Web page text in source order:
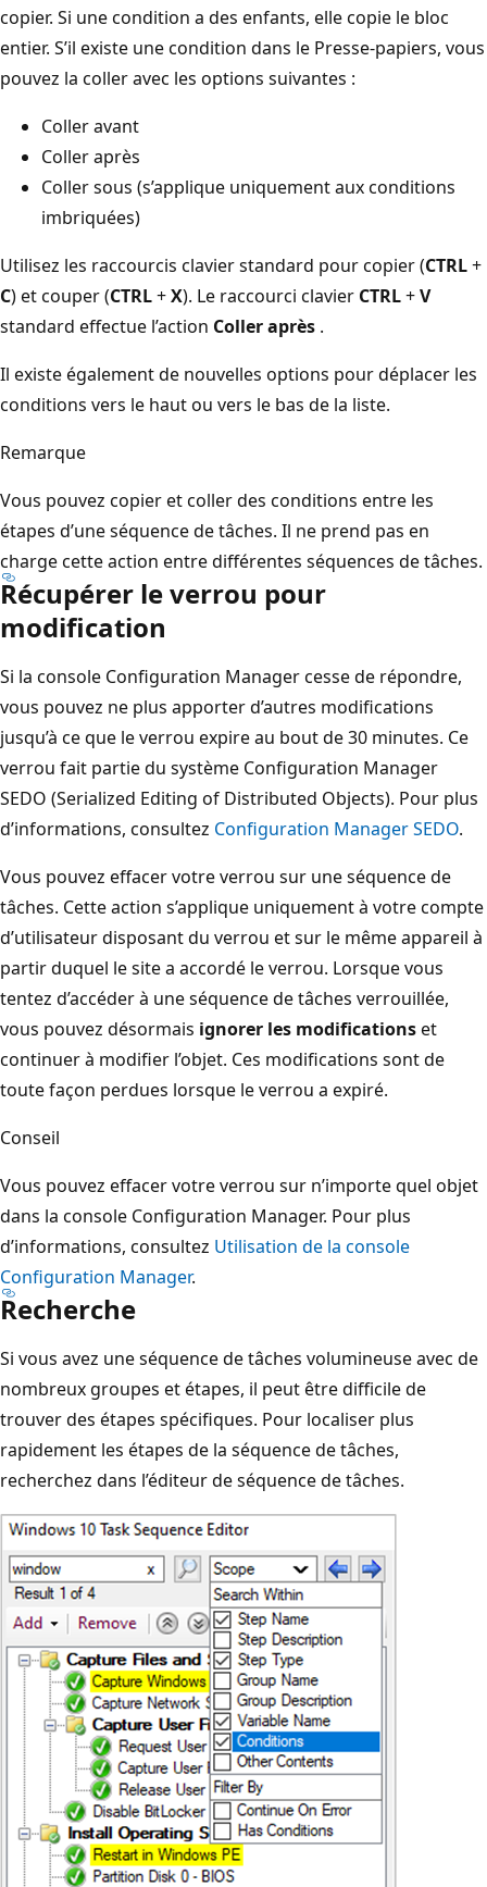
copier. Si une condition a des enfants, elle copie le bloc
entier. S’il existe une condition dans le Presse-papiers, vous
pouvez la coller avec les options suivantes :
Coller avant
Coller après
Coller sous (s’applique uniquement aux conditions
imbriquées)
Utilisez les raccourcis clavier standard pour copier (CTRL+
C) et couper (CTRL+X). Le raccourci clavier CTRL+V
standard effectue l’action Coller après .
Il existe également de nouvelles options pour déplacer les
conditions vers le haut ou vers le bas de la liste.
Remarque
Vous pouvez copier et coller des conditions entre les
étapes d’une séquence de tâches. Il ne prend pas en
charge cette action entre différentes séquences de tâches.
Récupérer le verrou pour
modification
Si la console Configuration Manager cesse de répondre,
vous pouvez ne plus apporter d’autres modifications
jusqu’à ce que le verrou expire au bout de 30 minutes. Ce
verrou fait partie du système Configuration Manager
SEDO (Serialized Editing of Distributed Objects). Pour plus
d’informations, consultez Configuration Manager SEDO.
Vous pouvez effacer votre verrou sur une séquence de
tâches. Cette action s’applique uniquement à votre compte
d’utilisateur disposant du verrou et sur le même appareil à
partir duquel le site a accordé le verrou. Lorsque vous
tentez d’accéder à une séquence de tâches verrouillée,
vous pouvez désormais ignorer les modificationset
continuer à modifier l’objet. Ces modifications sont de
toute façon perdues lorsque le verrou a expiré.
Conseil
Vous pouvez effacer votre verrou sur n’importe quel objet
dans la console Configuration Manager. Pour plus
d’informations, consultez Utilisation de la console
Configuration Manager.
Recherche
Si vous avez une séquence de tâches volumineuse avec de
nombreux groupes et étapes, il peut être difficile de
trouver des étapes spécifiques. Pour localiser plus
rapidement les étapes de la séquence de tâches,
recherchez dans l’éditeur de séquence de tâches.